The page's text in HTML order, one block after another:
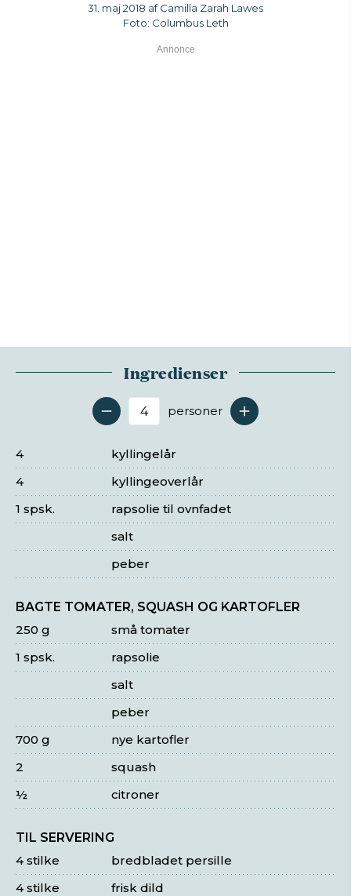
31. maj 2018 af Camilla Zarah Lawes
Foto: Columbus Leth
Ingredienser
Antal serveringer
personer
kyllingelår
4
kyllingeoverlår
4
rapsolie til ovnfadet
1 spsk.
salt
peber
BAGTE TOMATER, SQUASH OG KARTOFLER
små tomater
250 g
rapsolie
1 spsk.
salt
peber
nye kartofler
700 g
squash
2
citroner
½
TIL SERVERING
bredbladet persille
4 stilke
frisk dild
4 stilke